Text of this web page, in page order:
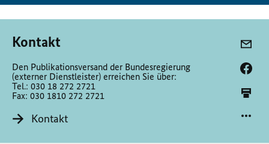
Kontakt
Den Publikationsversand der Bundesregierung
(externer Dienstleister) erreichen Sie über:
Tel.: 030 18 272 2721
Fax: 030 1810 272 2721
Kontakt